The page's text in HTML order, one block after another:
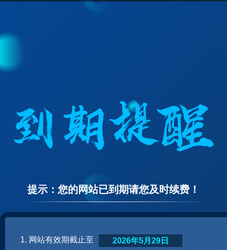
提示：您的网站已到期请您及时续费！
1. 网站有效期截止至
2026年5月29日